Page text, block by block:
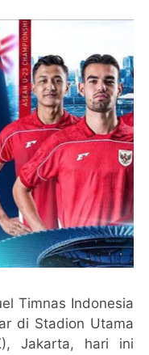
Timnas Indonesia
di Stadion Utama
Jakarta, hari ini